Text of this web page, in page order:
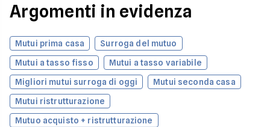
Argomenti in evidenza
Mutui prima casa
Surroga del mutuo
Mutui a tasso fisso
Mutui a tasso variabile
Migliori mutui surroga di oggi
Mutui seconda casa
Mutui ristrutturazione
Mutuo acquisto + ristrutturazione